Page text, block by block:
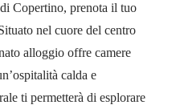
Copertino, prenota il tuo
nel cuore del centro
alloggio offre camere
calda e
ti permetterà di esplorare